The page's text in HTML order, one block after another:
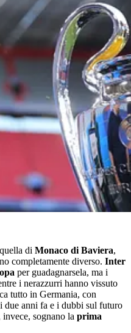
di Monaco di Baviera,
completamente diverso. Inter
per guadagnarsela, ma i
i nerazzurri hanno vissuto
tutto in Germania, con
due anni fa e i dubbi sul futuro
invece, sognano la prima